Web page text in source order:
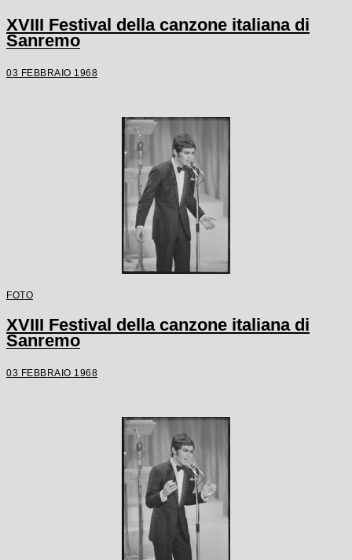
XVIII Festival della canzone italiana di
Sanremo
03 FEBBRAIO 1968
FOTO
XVIII Festival della canzone italiana di
Sanremo
03 FEBBRAIO 1968